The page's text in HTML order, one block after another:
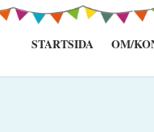
STARTSIDA OM/